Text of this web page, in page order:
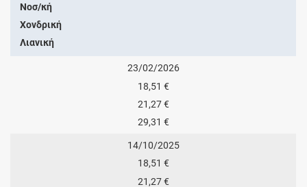
Νοσ/κή
Χονδρική
Λιανική
23/02/2026
18,51 €
21,27 €
29,31 €
14/10/2025
18,51 €
21,27 €